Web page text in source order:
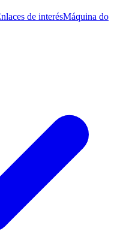
de interésMáquina do